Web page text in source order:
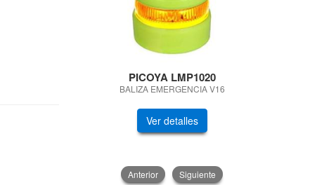
PICOYA LMP1020
BALIZA EMERGENCIA V16
Ver detalles
Anterior Siguiente